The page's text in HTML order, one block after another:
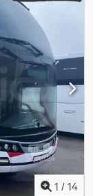
Seite
(WC)
zum
Sie Ihr Angebot
Aezgwafeb
1 / 14